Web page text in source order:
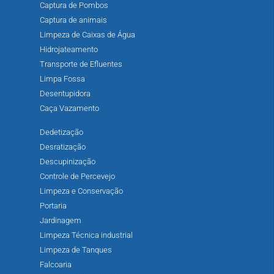
Captura de Pombos
Captura de animais
Limpeza de Caixas de Água
Hidrojateamento
Transporte de Efluentes
Limpa Fossa
Desentupidora
Caça Vazamento
Dedetização
Desratização
Descupinização
Controle de Percevejo
Limpeza e Conservação
Portaria
Jardinagem
Limpeza Técnica industrial
Limpeza de Tanques
Falcoaria